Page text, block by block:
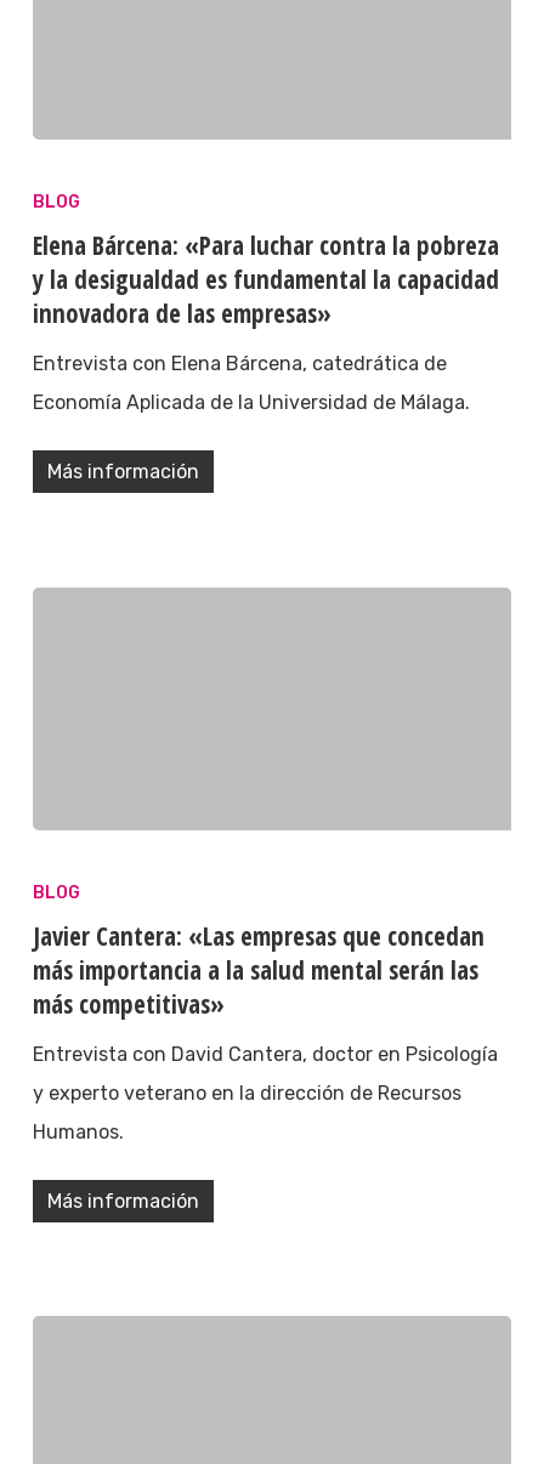
BLOG
Elena Bárcena: «Para luchar contra la pobreza
y la desigualdad es fundamental la capacidad
innovadora de las empresas»
Entrevista con Elena Bárcena, catedrática de
Economía Aplicada de la Universidad de Málaga.
Más información
BLOG
Javier Cantera: «Las empresas que concedan
más importancia a la salud mental serán las
más competitivas»
Entrevista con David Cantera, doctor en Psicología
y experto veterano en la dirección de Recursos
Humanos.
Más información